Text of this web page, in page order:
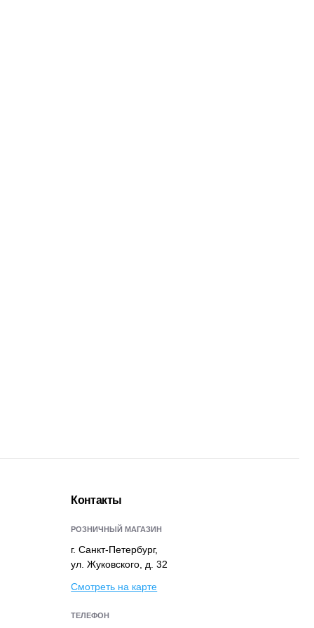
Контакты
РОЗНИЧНЫЙ МАГАЗИН
г. Санкт-Петербург,
ул. Жуковского, д. 32
Смотреть на карте
ТЕЛЕФОН